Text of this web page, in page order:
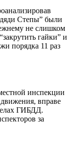
Степы” были
не слишком
гайки” и
порядка 11 раз
инспекции
вправе
ГИБДД.
за